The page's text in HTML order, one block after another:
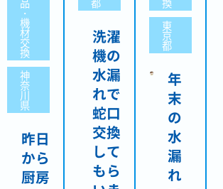
・
機
材
交
換
神
奈
川
県
昨日
から
厨房
洗濯
機の
水漏
れで
蛇口
交換
して
もら
東
京
都
年
末
の
水
漏
れ